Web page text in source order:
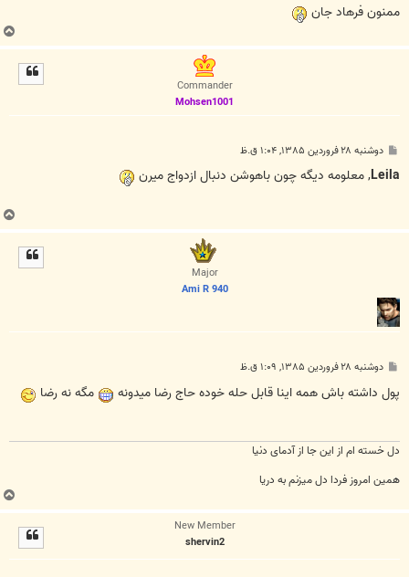
ممنون فرهاد جان
ب
ا
Commander
Mohsen1001
پ
ت
دوشنبه ۲۸ فروردین ۱۳۸۵, ۱:۰۴ ق.ظ
Leila, معلومه دیگه چون باهوشن دنبال ازدواج میرن
ب
ا
Major
Ami R 940
پ
ت
دوشنبه ۲۸ فروردین ۱۳۸۵, ۱:۰۹ ق.ظ
پول داشته باش همه اينا قابل حله خوده حاج رضا ميدونه مگه نه رضا
دل خسته ام از این جا از آدمای دنیا
همین امروز فردا دل میزنم به دریا
ب
ا
New Member
shervin2